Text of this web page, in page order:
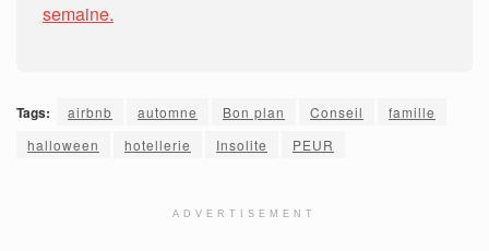
semaine.
Tags: airbnb automne Bon plan Conseil
famille
halloween
hotellerie Insolite PEUR
ADVERTISEMENT